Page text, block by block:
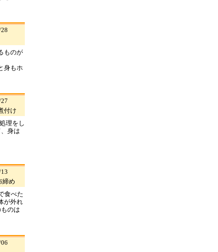
ものが
身もホ
付け
理をし
身は
め
食べた
が外れ
のは